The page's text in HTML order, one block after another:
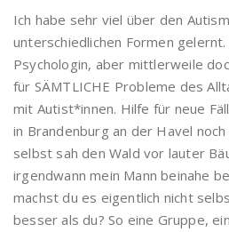
Ich habe sehr viel über den
unterschiedlichen Formen gelernt.
Psychologin, aber mittlerweile
für SÄMTLICHE Probleme des
mit Autist*innen. Hilfe für neue
in Brandenburg an der Havel
selbst sah den Wald vor lauter
irgendwann mein Mann beinahe
machst du es eigentlich nicht
besser als du? So eine Gruppe,